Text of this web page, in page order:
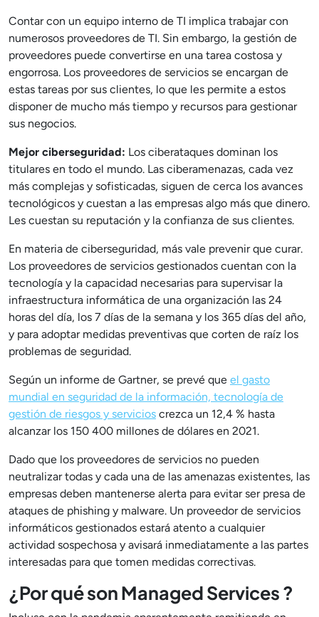
Contar con un equipo interno de TI implica trabajar con
numerosos proveedores de TI. Sin embargo, la gestión de
proveedores puede convertirse en una tarea costosa y
engorrosa. Los proveedores de servicios se encargan de
estas tareas por sus clientes, lo que les permite a estos
disponer de mucho más tiempo y recursos para gestionar
sus negocios.
Mejor ciberseguridad: Los ciberataques dominan los
titulares en todo el mundo. Las ciberamenazas, cada vez
más complejas y sofisticadas, siguen de cerca los avances
tecnológicos y cuestan a las empresas algo más que dinero.
Les cuestan su reputación y la confianza de sus clientes.
En materia de ciberseguridad, más vale prevenir que curar.
Los proveedores de servicios gestionados cuentan con la
tecnología y la capacidad necesarias para supervisar la
infraestructura informática de una organización las 24
horas del día, los 7 días de la semana y los 365 días del año,
y para adoptar medidas preventivas que corten de raíz los
problemas de seguridad.
Según un informe de Gartner, se prevé que el gasto
mundial en seguridad de la información, tecnología de
gestión de riesgos y servicios crezca un 12,4 % hasta
alcanzar los 150 400 millones de dólares en 2021.
Dado que los proveedores de servicios no pueden
neutralizar todas y cada una de las amenazas existentes, las
empresas deben mantenerse alerta para evitar ser presa de
ataques de phishing y malware. Un proveedor de servicios
informáticos gestionados estará atento a cualquier
actividad sospechosa y avisará inmediatamente a las partes
interesadas para que tomen medidas correctivas.
¿Por qué son Managed Services ?